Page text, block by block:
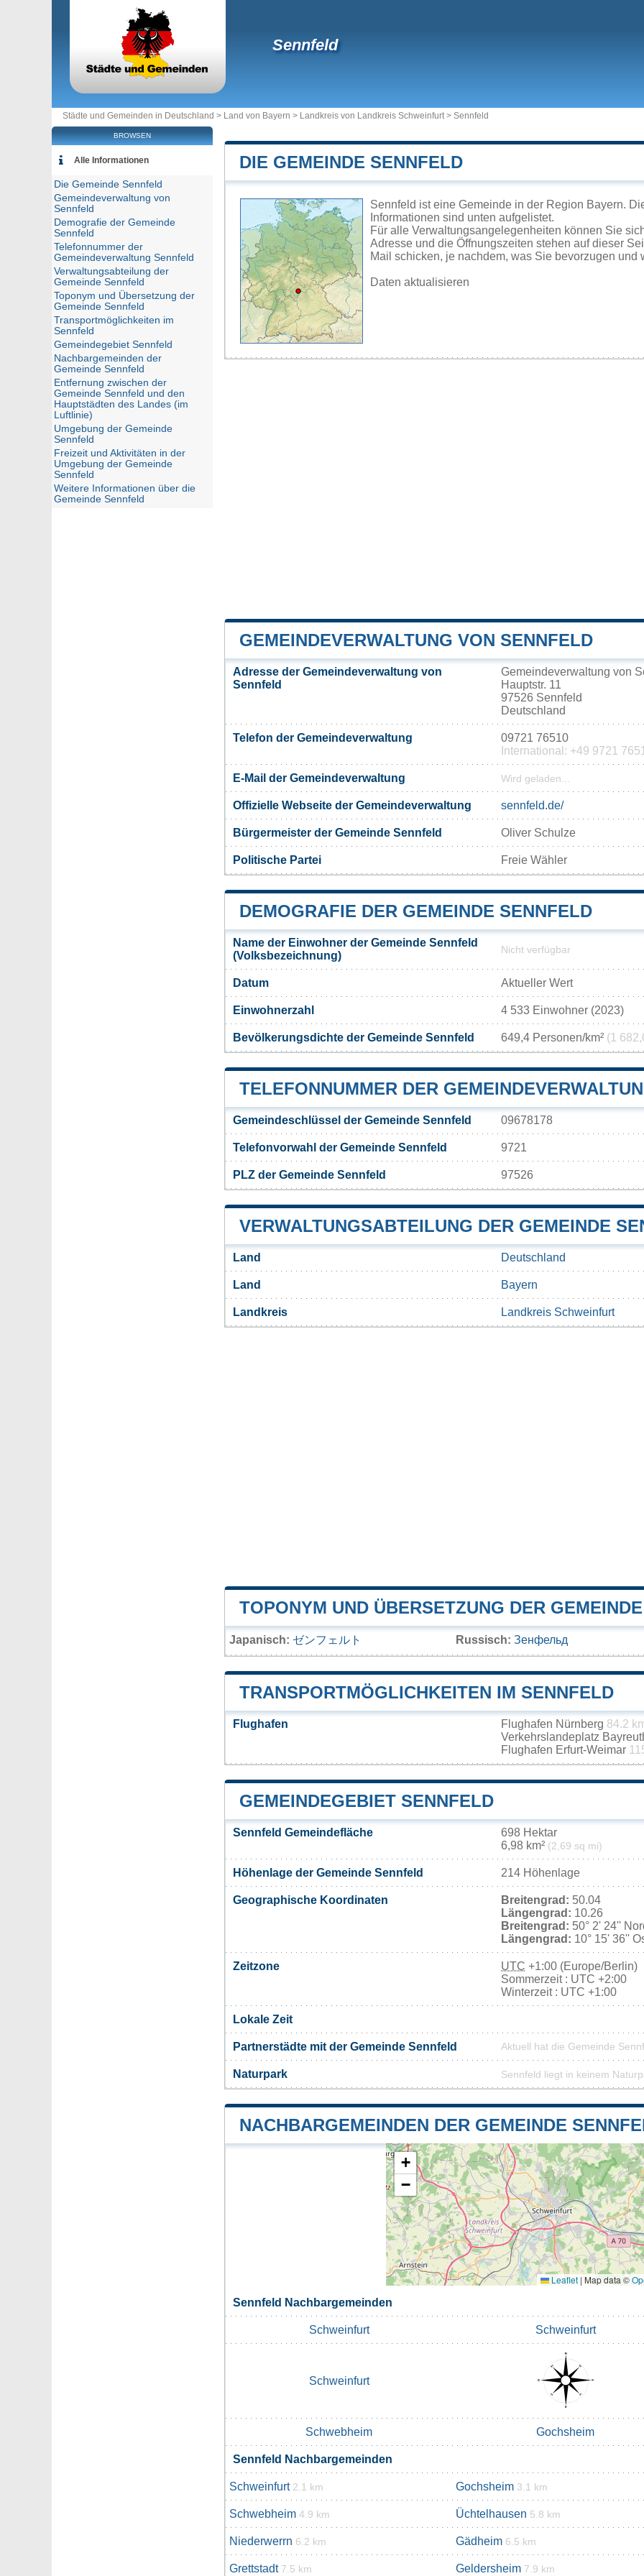
Sennfeld
Städte und Gemeinden in Deutschland > Land von Bayern > Landkreis von Landkreis Schweinfurt> Sennfeld
DIE GEMEINDE SENNFELD
Sennfeld ist eine Gemeinde in der Region Bayern.
Informationen sind unten aufgelistet.
Für alle Verwaltungsangelegenheiten können Sie
Adresse und die Öffnungszeiten stehen auf dieser
Mail schicken, je nachdem, was Sie bevorzugen und
Daten aktualisieren
GEMEINDEVERWALTUNG VON SENNFELD
Adresse der Gemeindeverwaltung von
Sennfeld
Gemeindeverwaltung von
Hauptstr. 11
97526 Sennfeld
Deutschland
Telefon der Gemeindeverwaltung
09721 76510
International: +49 9721
E-Mail der Gemeindeverwaltung Wird geladen...
Offizielle Webseite der Gemeindeverwaltung sennfeld.de/
Bürgermeister der Gemeinde Sennfeld Oliver Schulze
Politische Partei Freie Wähler
DEMOGRAFIE DER GEMEINDE SENNFELD
Name der Einwohner der Gemeinde Sennfeld
(Volksbezeichnung)
Nicht verfügbar
Datum Aktueller Wert
Einwohnerzahl 4 533 Einwohner (2023)
Bevölkerungsdichte der Gemeinde Sennfeld 649,4 Personen/km² (1
TELEFONNUMMER DER
Gemeindeschlüssel der Gemeinde Sennfeld 09678178
Telefonvorwahl der Gemeinde Sennfeld 9721
PLZ der Gemeinde Sennfeld 97526
VERWALTUNGSABTEILUNG DER GEMEINDE
Land Deutschland
Land Bayern
Landkreis Landkreis Schweinfurt
TOPONYM UND ÜBERSETZUNG DER
Japanisch: ゼンフェルト Russisch: Зенфельд
TRANSPORTMÖGLICHKEITEN IM SENNFELD
Flughafen Flughafen Nürnberg 84.2
Verkehrslandeplatz
Flughafen Erfurt-Weimar
GEMEINDEGEBIET SENNFELD
Sennfeld Gemeindefläche
698 Hektar
6,98 km² (2,69 sq mi)
Höhenlage der Gemeinde Sennfeld 214 Höhenlage
Geographische Koordinaten Breitengrad: 50.04
Längengrad: 10.26
Breitengrad: 50° 2' 24''
Längengrad: 10° 15' 36''
Zeitzone UTC +1:00 (Europe/Berlin)
Sommerzeit : UTC +2:00
Winterzeit : UTC +1:00
Lokale Zeit
Partnerstädte mit der Gemeinde Sennfeld Aktuell hat die Gemeinde
Naturpark Sennfeld liegt in keinem
NACHBARGEMEINDEN DER GEMEINDE
+
−
Leaflet | Map data ©
Sennfeld Nachbargemeinden
Schweinfurt Schweinfurt
Schweinfurt
Schwebheim Gochsheim
Sennfeld Nachbargemeinden
Schweinfurt 2.1 km Gochsheim 3.1 km
Schwebheim 4.9 km Üchtelhausen 5.8 km
Niederwerrn 6.2 km Gädheim 6.5 km
Grettstadt 7.5 km Geldersheim 7.9 km
BROWSEN
Alle Informationen
Die Gemeinde Sennfeld
Gemeindeverwaltung von
Sennfeld
Demografie der Gemeinde
Sennfeld
Telefonnummer der
Gemeindeverwaltung Sennfeld
Verwaltungsabteilung der
Gemeinde Sennfeld
Toponym und Übersetzung der
Gemeinde Sennfeld
Transportmöglichkeiten im
Sennfeld
Gemeindegebiet Sennfeld
Nachbargemeinden der
Gemeinde Sennfeld
Entfernung zwischen der
Gemeinde Sennfeld und den
Hauptstädten des Landes (im
Luftlinie)
Umgebung der Gemeinde
Sennfeld
Freizeit und Aktivitäten in der
Umgebung der Gemeinde
Sennfeld
Weitere Informationen über die
Gemeinde Sennfeld